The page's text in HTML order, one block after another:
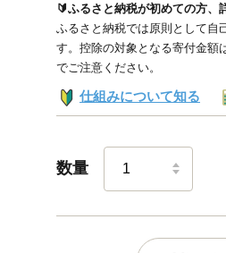
🔰ふるさと納税が初めての方、
ふるさと納税では原則として自
す。控除の対象となる寄付金額
でご注意ください。
仕組みについて知る
数量